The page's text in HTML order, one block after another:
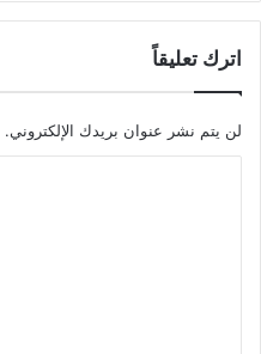
اترك تعليقاً
لن يتم نشر عنوان بريدك الإلكتروني.